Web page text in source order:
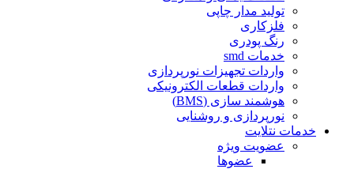
تولید مدار چاپی
فلزکاری
رنگ پودری
خدمات smd
واردات تجهیزات نورپردازی
واردات قطعات الکترونیکی
هوشمند سازی (BMS)
نورپردازی و روشنایی
خدمات نتلایت
عضویت ویژه
عضوها